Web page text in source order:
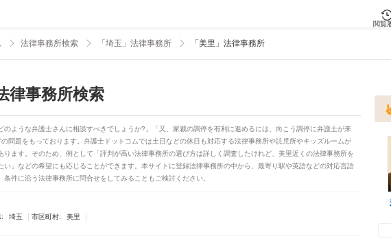
閲覧
法律事務所検索 「埼玉」法律事務所 「美里」法律事務所
律事務所検索
のような弁護士さんに相談すべきでしょうか?」「又、家裁の調停を有利に進めるには、向こう調停に弁護士が来
問題をもっております。弁護士ドットコムでは土日などの休日も対応する法律事務所や託児所やキッズルームが
ります。そのため、例として「評判が高い法律事務所の選び方は詳しく調査したけれど、美里近くの法律事務所を
い」などの希望にも応じることができます。本サイトに登録法律事務所の中から、最寄り駅や英語などの対応言語
条件に沿う法律事務所に問合せをしてみることもご検討ください。
: 埼玉 市区町村: 美里